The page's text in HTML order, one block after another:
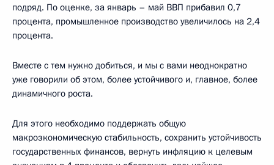
подряд. По оценке, за январь – май ВВП прибавил 0,7
процента, промышленное производство увеличилось на 2,4
процента.
Вместе с тем нужно добиться, и мы с вами неоднократно
уже говорили об этом, более устойчивого и, главное, более
динамичного роста.
Для этого необходимо поддержать общую
макроэкономическую стабильность, сохранить устойчивость
государственных финансов, вернуть инфляцию к целевым